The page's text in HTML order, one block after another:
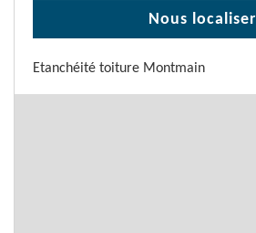
Nous localiser
Etanchéité toiture Montmain